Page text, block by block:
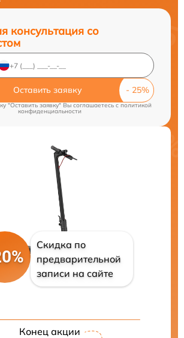
консультация со
Оставить заявку
"Оставить заявку" Вы соглашаетесь cполитикой
конфиденциальности
Скидка по
предварительной
записи на сайте
Конец акции